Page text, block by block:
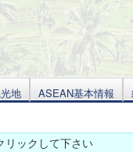
地 ASEAN基本情報
ックして下さい